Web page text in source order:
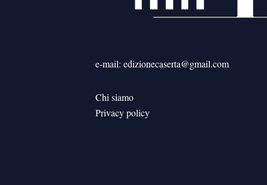
e-mail: edizionecaserta@gmail.com
Chi siamo
Privacy policy